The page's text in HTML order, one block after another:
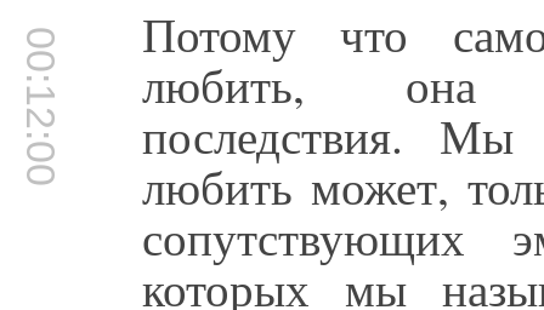
00:12:00 Потому что
любить, она
последствия. Мы
любить может,
сопутствующих
которых мы